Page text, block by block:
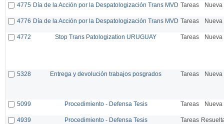
4775 Día de la Acción por la Despatologización Trans MVD Tareas Nueva
4776 Día de la Acción por la Despatologización Trans MVD Tareas Nueva
4772 Stop Trans Patologization URUGUAY Tareas Nueva
5328 Entrega y devolución trabajos posgrados Tareas Nueva
5099 Procedimiento - Defensa Tesis Tareas Nueva
4939 Procedimiento - Defensa Tesis Tareas